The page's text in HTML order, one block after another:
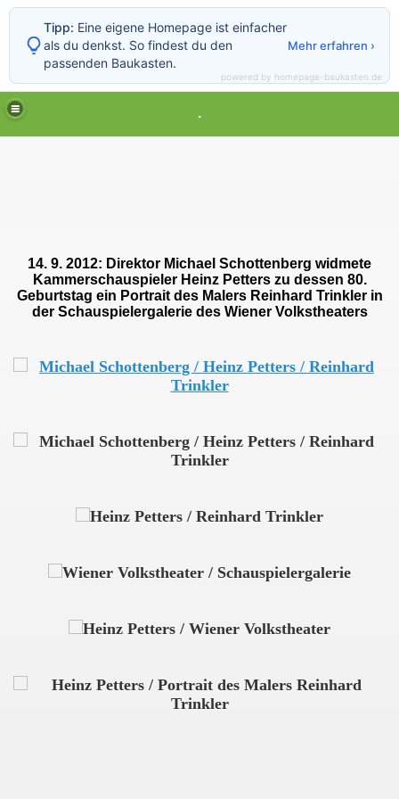
.
14. 9. 2012: Direktor Michael Schottenberg widmete
Kammerschauspieler Heinz Petters zu dessen 80.
Geburtstag ein Portrait des Malers Reinhard Trinkler in
der Schauspielergalerie des Wiener Volkstheaters
Tipp: Eine eigene Homepage ist einfacher
als du denkst. So findest du den
passenden Baukasten.
Mehr erfahren ›
powered by homepage-baukasten.de